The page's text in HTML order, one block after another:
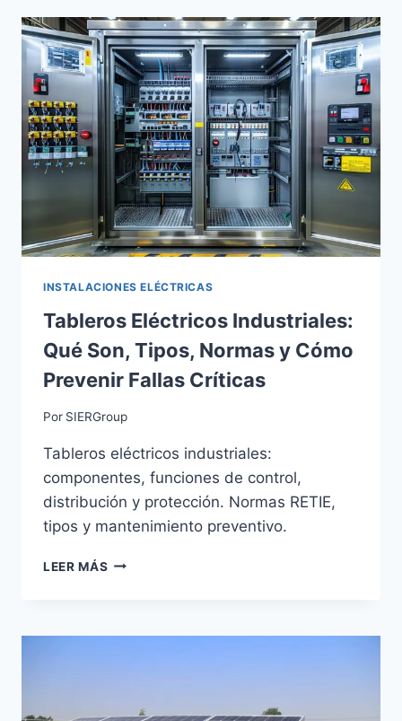
TU
EMPRESA
NECESITA
MANTENIMIENTO
ELÉCTRICO
INSTALACIONES ELÉCTRICAS
Tableros Eléctricos Industriales:
Qué Son, Tipos, Normas y Cómo
Prevenir Fallas Críticas
Por SIERGroup
Tableros eléctricos industriales:
componentes, funciones de control,
distribución y protección. Normas RETIE,
tipos y mantenimiento preventivo.
LEER MÁS TABLEROS
SON,
CÓMO